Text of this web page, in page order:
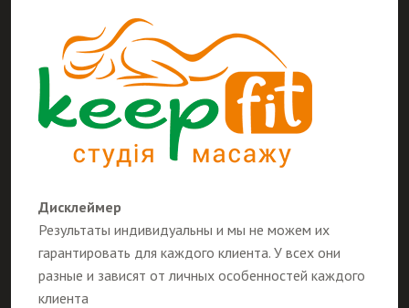
Дисклеймер
Результаты индивидуальны и мы не можем их
гарантировать для каждого клиента. У всех они
разные и зависят от личных особенностей каждого
клиента